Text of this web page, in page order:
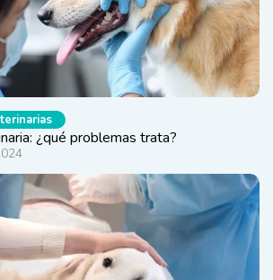
¿qué problemas trata?